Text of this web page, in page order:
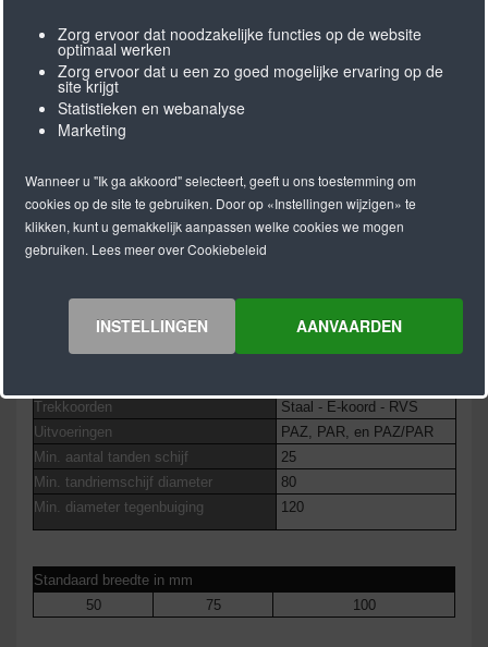
M = Open lengte
V = Eindloos gelast
BRECO® SFAT10 ( M/V )
Minimale lengte gelaste uitvoering
880
Standaard materiaal
PU 92° Shore A
Trekkoorden
Staal - E-koord - RVS
Uitvoeringen
PAZ, PAR, en PAZ/PAR
Min. aantal tanden schijf
25
Min. tandriemschijf diameter
80
Min. diameter tegenbuiging
120
Standaard breedte in mm
50
75 100
Zorg ervoor dat noodzakelijke functies op de website
optimaal werken
Zorg ervoor dat u een zo goed mogelijke ervaring op de
site krijgt
Statistieken en webanalyse
Marketing
Wanneer u "Ik ga akkoord" selecteert, geeft u ons toestemming om
cookies op de site te gebruiken. Door op «Instellingen wijzigen» te
klikken, kunt u gemakkelijk aanpassen welke cookies we mogen
gebruiken. Lees meer over Cookiebeleid
AANVAARDEN
INSTELLINGEN